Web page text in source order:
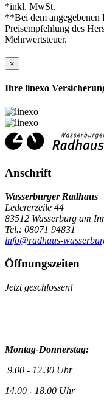
*inkl. MwSt.
**Bei dem angegebenen
Preisempfehlung des
Mehrwertsteuer.
×
Ihre linexo
Anschrift
Wasserburger Radhaus
Ledererzeile 44
83512 Wasserburg am
Tel.: 08071 94831
info@radhaus-
Öffnungszeiten
Jetzt geschlossen!
Montag-Donnerstag:
9.00 - 12.30 Uhr
14.00 - 18.00 Uhr